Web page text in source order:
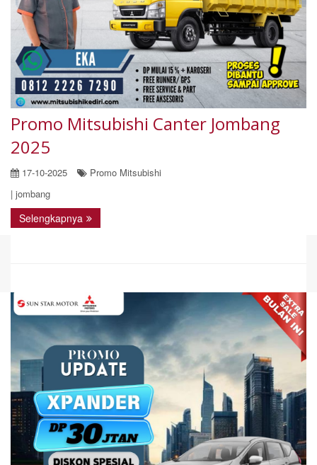
Promo Mitsubishi Canter Jombang
2025
17-10-2025
Promo Mitsubishi
| jombang
Selengkapnya